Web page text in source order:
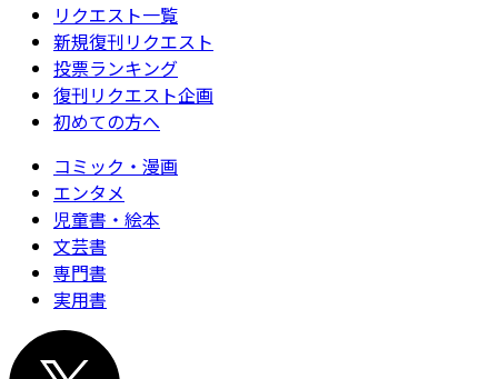
リクエスト一覧
新規復刊リクエスト
投票ランキング
復刊リクエスト企画
初めての方へ
コミック・漫画
エンタメ
児童書・絵本
文芸書
専門書
実用書